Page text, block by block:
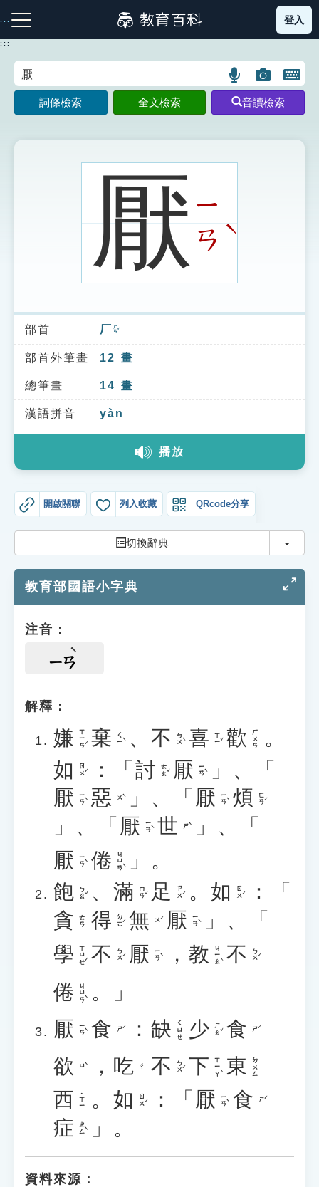
到
主
:::
注音索引圖示 筆畫索引圖示 部首索引表圖示
索引選單
知識索引
單字索引
生命大百科索引
教學應用
貓頭鷹博士
登入
:::
語
言
搜
示
圖
片
搜
開
鍵
圖
詞條檢索 全文檢索 音讀檢索
厭ㄧ
ㄢˋ
部首 厂 ㄏㄢˇ
部首外筆畫 12 畫
總筆畫 14 畫
漢語拼音 yàn
播放
開啟關聯 列入收藏 QRcode分享
切換辭典 切換
教育部國語小字典
注音：
ㄧㄢ
解釋：
嫌 ㄒㄧㄢˊ 棄 ㄑㄧˋ 、 不 ㄅㄨˋ 喜 ㄒㄧˇ 歡 ㄏㄨㄢ 。
如 ㄖㄨˊ ：「 討 ㄊㄠˇ 厭 ㄧㄢˋ
」、「
厭 ㄧㄢˋ 惡 ㄨˋ 」、「 厭 ㄧㄢˋ 煩 ㄈㄢˊ
」、「 厭 ㄧㄢˋ 世 ㄕˋ
」、「
厭 ㄧㄢˋ 倦 ㄐㄩㄢˋ
」。
飽 ㄅㄠˇ 、 滿 ㄇㄢˇ 足 ㄗㄨˊ 。 如 ㄖㄨˊ
：「
貪 ㄊㄢ 得 ㄉㄜˊ 無 ㄨˊ 厭 ㄧㄢˋ
」、「
學 ㄒㄩㄝˊ 不 ㄅㄨˊ 厭 ㄧㄢˋ ， 教 ㄐㄧㄠˋ 不 ㄅㄨˊ
倦 ㄐㄩㄢˋ 。」
厭 ㄧㄢˋ 食 ㄕˊ ： 缺 ㄑㄩㄝ 少 ㄕㄠˇ 食 ㄕˊ
欲 ㄩˋ ， 吃 ㄔ 不 ㄅㄨˊ 下 ㄒㄧㄚˋ 東 ㄉㄨㄥ
西 ˙ㄒㄧ 。 如 ㄖㄨˊ ：「 厭 ㄧㄢˋ 食 ㄕˊ
症 ㄓㄥˋ 」。
資料來源：